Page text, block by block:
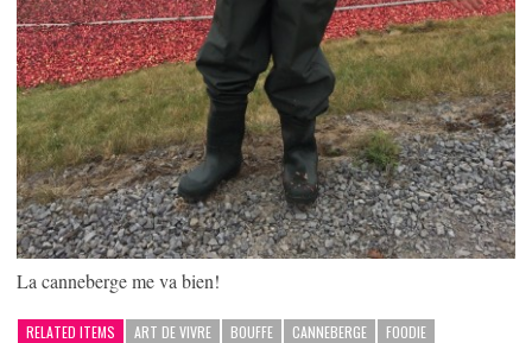
La canneberge me va bien!
RELATED ITEMS ART DE VIVRE BOUFFE CANNEBERGE
FOODIE